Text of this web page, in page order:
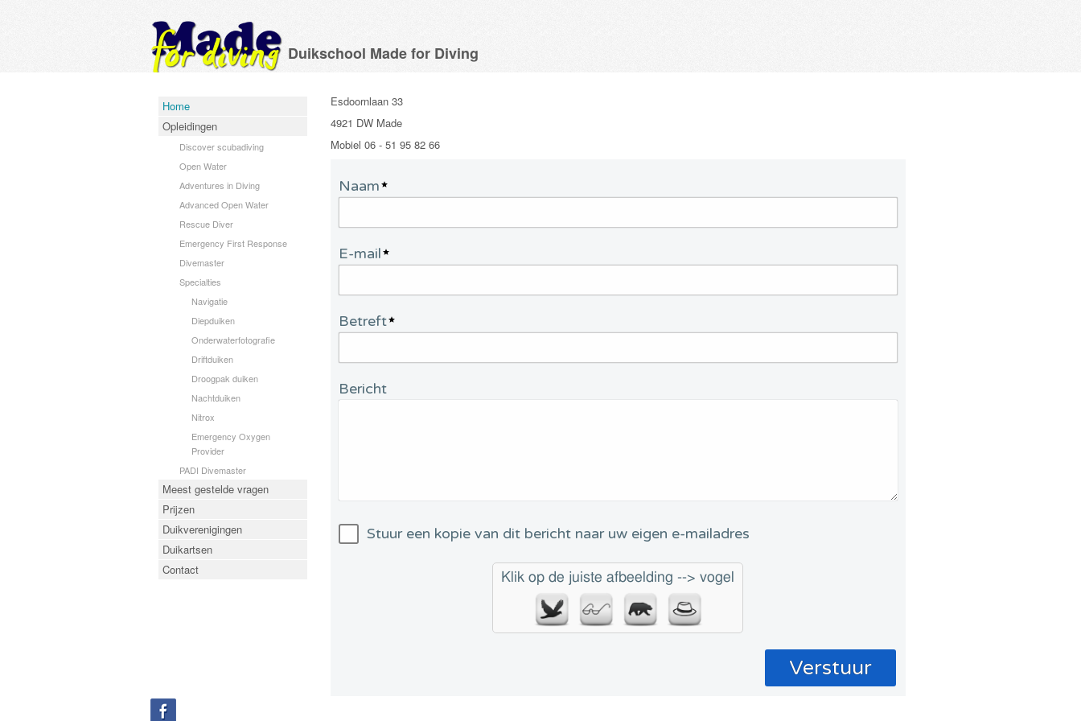
Duikschool Made for Diving
Home
Opleidingen
Discover scubadiving
Open Water
Adventures in Diving
Advanced Open Water
Rescue Diver
Emergency First Response
Divemaster
Specialties
Navigatie
Diepduiken
Onderwaterfotografie
Driftduiken
Droogpak duiken
Nachtduiken
Nitrox
Emergency Oxygen
Provider
PADI Divemaster
Meest gestelde vragen
Prijzen
Duikverenigingen
Duikartsen
Contact
Esdoornlaan 33
4921 DW Made
Mobiel 06 - 51 95 82 66
Naam
E-mail
Betreft
Bericht
Stuur een kopie van dit bericht naar uw eigen e-mailadres
Klik op de juiste afbeelding --> vogel